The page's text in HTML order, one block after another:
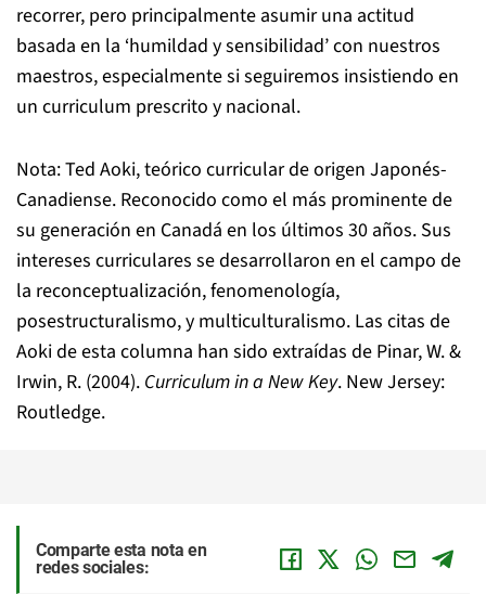
recorrer, pero principalmente asumir una actitud
basada en la ‘humildad y sensibilidad’ con nuestros
maestros, especialmente si seguiremos insistiendo en
un curriculum prescrito y nacional.
Nota: Ted Aoki, teórico curricular de origen Japonés-
Canadiense. Reconocido como el más prominente de
su generación en Canadá en los últimos 30 años. Sus
intereses curriculares se desarrollaron en el campo de
la reconceptualización, fenomenología,
posestructuralismo, y multiculturalismo. Las citas de
Aoki de esta columna han sido extraídas de Pinar, W. &
Irwin, R. (2004). Curriculum in a New Key. New Jersey:
Routledge.
Comparte esta nota en
redes sociales: